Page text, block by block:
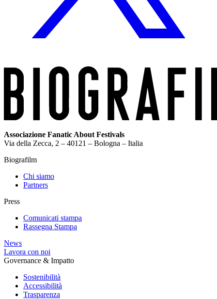
Associazione Fanatic About Festivals
Via della Zecca, 2 – 40121 – Bologna – Italia
Biografilm
Chi siamo
Partners
Press
Comunicati stampa
Rassegna Stampa
News
Lavora con noi
Governance & Impatto
Sostenibilità
Accessibilità
Trasparenza